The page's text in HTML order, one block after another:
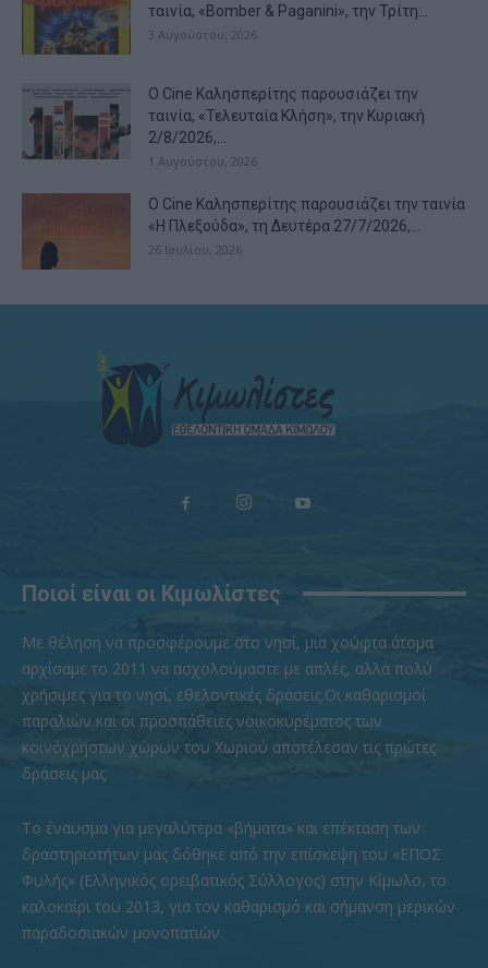
ταινία, «Bomber & Paganini», την Τρίτη...
3 Αυγούστου, 2026
Ο Cine Καλησπερίτης παρουσιάζει την
ταινία, «Τελευταία Κλήση», την Κυριακή
2/8/2026,...
1 Αυγούστου, 2026
Ο Cine Καλησπερίτης παρουσιάζει την ταινία
«Η Πλεξούδα», τη Δευτέρα 27/7/2026,...
26 Ιουλίου, 2026
Ποιοί είναι οι Κιμωλίστες
Με θέληση να προσφέρουμε στο νησί, μια χούφτα άτομα
αρχίσαμε το 2011 να ασχολούμαστε με απλές, αλλά πολύ
χρήσιμες για το νησί, εθελοντικές δράσεις.Οι καθαρισμοί
παραλιών και οι προσπάθειες νοικοκυρέματος των
κοινόχρηστων χώρων του Χωριού αποτέλεσαν τις πρώτες
δράσεις μας.
To έναυσμα για μεγαλύτερα «βήματα» και επέκταση των
δραστηριοτήτων μας δόθηκε από την επίσκεψη του «ΕΠΟΣ
Φυλής» (Ελληνικός ορειβατικός Σύλλογος) στην Κίμωλο, το
καλοκαίρι του 2013, για τον καθαρισμό και σήμανση μερικών
παραδοσιακών μονοπατιών.